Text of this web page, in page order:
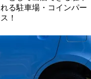
る駐車場・コインパー
！